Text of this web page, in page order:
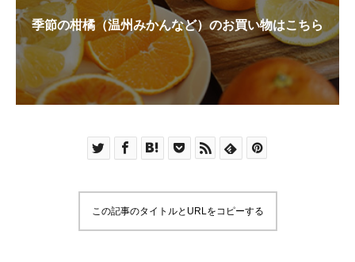
季節の柑橘（温州みかんなど）のお買い物はこちら
この記事のタイトルとURLをコピーする